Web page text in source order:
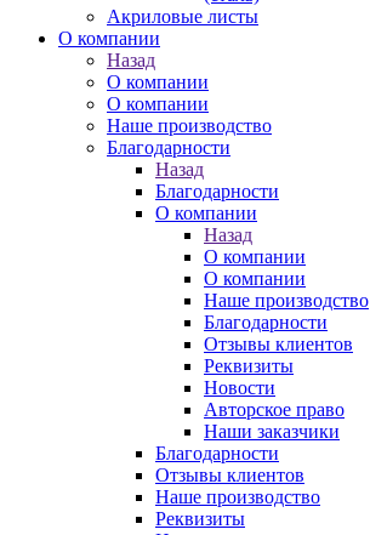
Акриловые листы
О компании
Назад
О компании
О компании
Наше производство
Благодарности
Назад
Благодарности
О компании
Назад
О компании
О компании
Наше производство
Благодарности
Отзывы клиентов
Реквизиты
Новости
Авторское право
Наши заказчики
Благодарности
Отзывы клиентов
Наше производство
Реквизиты